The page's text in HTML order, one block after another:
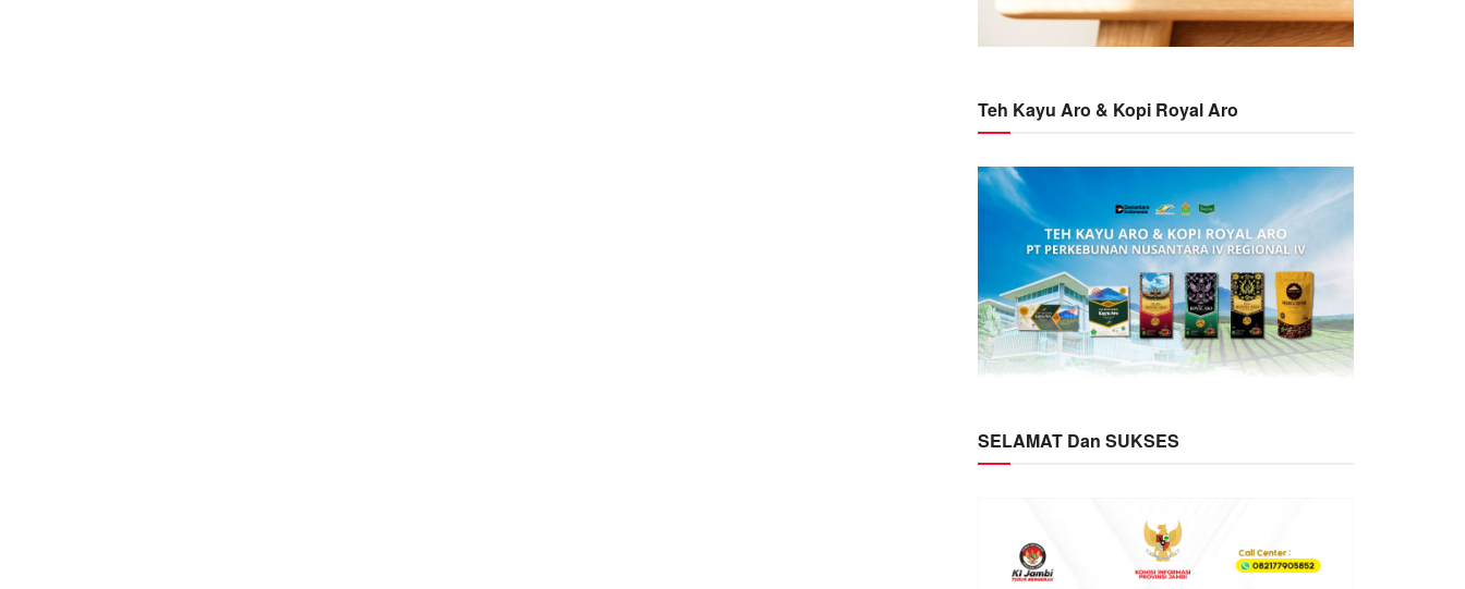
Teh Kayu Aro & Kopi Royal Aro
SELAMAT Dan SUKSES